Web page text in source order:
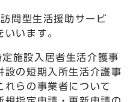
問型生活援助サービ
います。
施設入居者生活介護事
設の短期入所生活介護事
れらの事業者について